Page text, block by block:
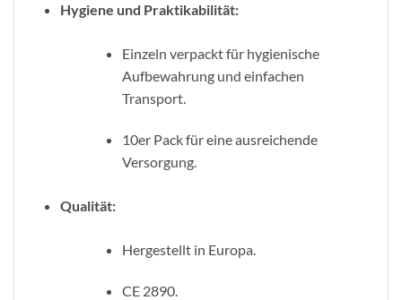
Hygiene und Praktikabilität:
Einzeln verpackt für hygienische
Aufbewahrung und einfachen
Transport.
10er Pack für eine ausreichende
Versorgung.
Qualität:
Hergestellt in Europa.
CE 2890.